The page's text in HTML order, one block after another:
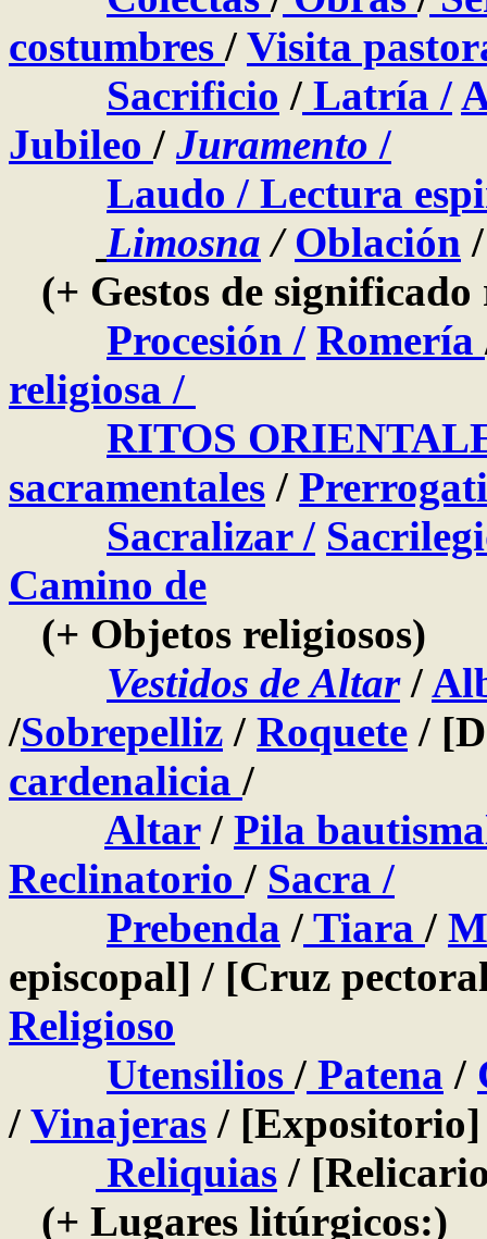
costumbres / Visita
Sacrificio / Latría /
Jubileo / Juramento /
Laudo / Lectura
Limosna / Oblación
(+ Gestos de
Procesión / Romería
religiosa /
RITOS
sacramentales /
Sacralizar /
Camino de
(+ Objetos religiosos)
Vestidos de Altar /
/Sobrepelliz / Roquete /
cardenalicia /
Altar/ Pila
Reclinatorio / Sacra /
Prebenda / Tiara /
episcopal] / [Cruz
Religioso
Utensilios / Patena /
/ Vinajeras / [Expositorio]
Reliquias /
(+ Lugares litúrgicos:)